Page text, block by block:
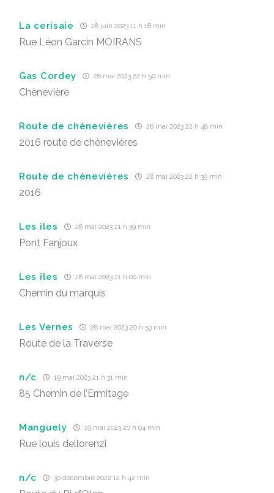
La cerisaie 28 juin 2023 11 h 18 min
Rue Léon Garcin MOIRANS
Gas Cordey 28 mai 2023 22 h 50 min
Chènevière
Route de chènevières 28 mai 2023 22 h 48 min
2016 route de chènevières
Route de chènevières 28 mai 2023 22 h 39 min
2016
Les iles 28 mai 2023 21 h 39 min
Pont Fanjoux
Les îles 28 mai 2023 21 h 00 min
Chemin du marquis
Les Vernes 28 mai 2023 20 h 53 min
Route de la Traverse
n/c 19 mai 2023 21 h 31 min
85 Chemin de l’Ermitage
Manguely 19 mai 2023 20 h 04 min
Rue louis dellorenzi
n/c 30 décembre 2022 12 h 42 min